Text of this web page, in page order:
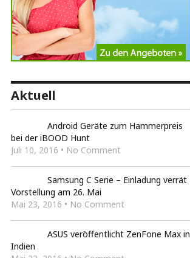
Aktuell
Android Geräte zum Hammerpreis
bei der iBOOD Hunt
Juli 10, 2016 • No Comment
Samsung C Serie – Einladung verrät
Vorstellung am 26. Mai
Mai 23, 2016 • No Comment
ASUS veröffentlicht ZenFone Max in
Indien